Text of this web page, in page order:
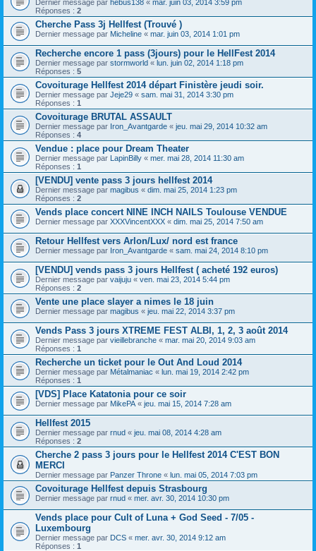
Dernier message par hebus138 « mar. juin 03, 2014 3:59 pm
Réponses : 2
Cherche Pass 3j Hellfest (Trouvé )
Dernier message par Micheline « mar. juin 03, 2014 1:01 pm
Recherche encore 1 pass (3jours) pour le HellFest 2014
Dernier message par stormworld « lun. juin 02, 2014 1:18 pm
Réponses : 5
Covoiturage Hellfest 2014 départ Finistère jeudi soir.
Dernier message par Jeje29 « sam. mai 31, 2014 3:30 pm
Réponses : 1
Covoiturage BRUTAL ASSAULT
Dernier message par Iron_Avantgarde « jeu. mai 29, 2014 10:32 am
Réponses : 4
Vendue : place pour Dream Theater
Dernier message par LapinBilly « mer. mai 28, 2014 11:30 am
Réponses : 1
[VENDU] vente pass 3 jours hellfest 2014
Dernier message par magibus « dim. mai 25, 2014 1:23 pm
Réponses : 2
Vends place concert NINE INCH NAILS Toulouse VENDUE
Dernier message par XXXVincentXXX « dim. mai 25, 2014 7:50 am
Retour Hellfest vers Arlon/Lux/ nord est france
Dernier message par Iron_Avantgarde « sam. mai 24, 2014 8:10 pm
[VENDU] vends pass 3 jours Hellfest ( acheté 192 euros)
Dernier message par vaijuju « ven. mai 23, 2014 5:44 pm
Réponses : 2
Vente une place slayer a nimes le 18 juin
Dernier message par magibus « jeu. mai 22, 2014 3:37 pm
Vends Pass 3 jours XTREME FEST ALBI, 1, 2, 3 août 2014
Dernier message par vieillebranche « mar. mai 20, 2014 9:03 am
Réponses : 1
Recherche un ticket pour le Out And Loud 2014
Dernier message par Métalmaniac « lun. mai 19, 2014 2:42 pm
Réponses : 1
[VDS] Place Katatonia pour ce soir
Dernier message par MikePA « jeu. mai 15, 2014 7:28 am
Hellfest 2015
Dernier message par rnud « jeu. mai 08, 2014 4:28 am
Réponses : 2
Cherche 2 pass 3 jours pour le Hellfest 2014 C'EST BON
MERCI
Dernier message par Panzer Throne « lun. mai 05, 2014 7:03 pm
Covoiturage Hellfest depuis Strasbourg
Dernier message par rnud « mer. avr. 30, 2014 10:30 pm
Vends place pour Cult of Luna + God Seed - 7/05 -
Luxembourg
Dernier message par DCS « mer. avr. 30, 2014 9:12 am
Réponses : 1